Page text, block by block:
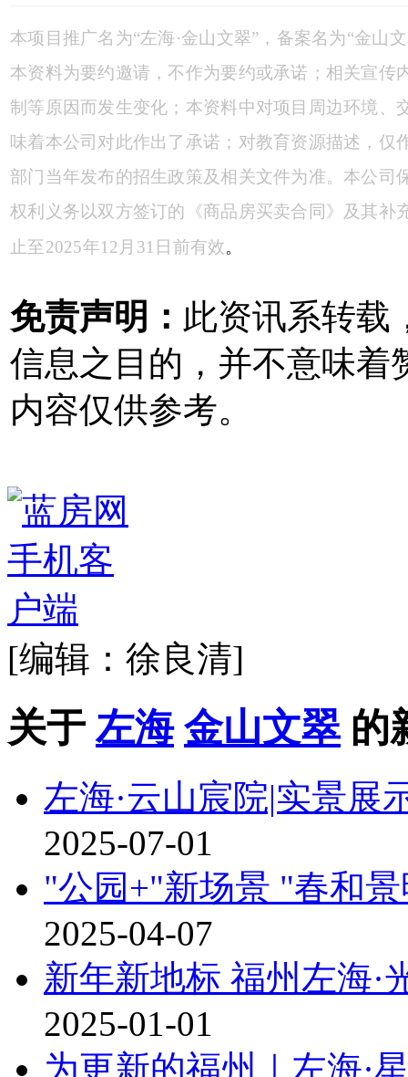
本项目推广名为“左海·金山文翠”，备案名为“金山
本资料为要约邀请，不作为要约或承诺；相关宣
制等原因而发生变化；本资料中对项目周边环境
味着本公司对此作出了承诺；对教育资源描述，
部门当年发布的招生政策及相关文件为准。本公
权利义务以双方签订的《商品房买卖合同》及其补
止至2025年12月31日前有效。
免责声明： 此资讯系转载
信息之目的，并不意味着
内容仅供参考。
[编辑：徐良清]
关于 左海 金山文翠 的
左海·云山宸院|实景展
2025-07-01
"公园+"新场景 "春和
2025-04-07
新年新地标 福州左海·
2025-01-01
为更新的福州｜左海·